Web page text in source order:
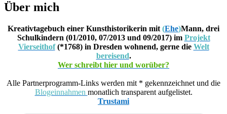
Über mich
Kreativtagebuch einer Kunsthistorikerin mit (Ehe)Mann, drei
Schulkindern (01/2010, 07/2013 und 09/2017) im Projekt
Vierseithof(*1768) in Dresden wohnend, gerne die Welt
bereisend.
Wer schreibt hier und worüber?
Alle Partnerprogramm-Links werden mit * gekennzeichnet und die
Blogeinnahmen monatlich transparent aufgelistet.
Trustami